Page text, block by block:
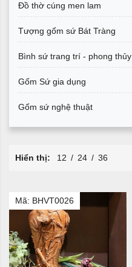
Đồ thờ cúng men lam
Tượng gốm sứ Bát Tràng
Bình sứ trang trí - phong thủy
Gốm Sứ gia dụng
Gốm sứ nghệ thuật
Hiển thị: 12 / 24 / 36
Mã: BHVT0026